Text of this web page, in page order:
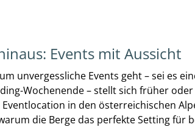
Events mit Aussicht
unvergessliche Events geht – sei es
Wochenende – stellt sich früher
in den österreichischen
die Berge das perfekte Setting für